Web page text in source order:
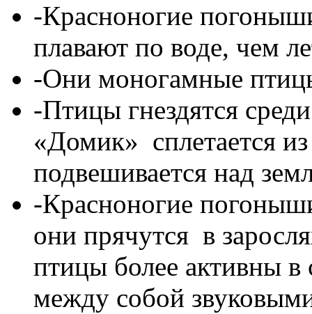
-Красноногие
плавают по воде, чем
-Они моногамные
-Птицы гнездятся
«Домик» сплетается
подвешивается над
-Красноногие
они прячутся в
птицы более активны
между собой